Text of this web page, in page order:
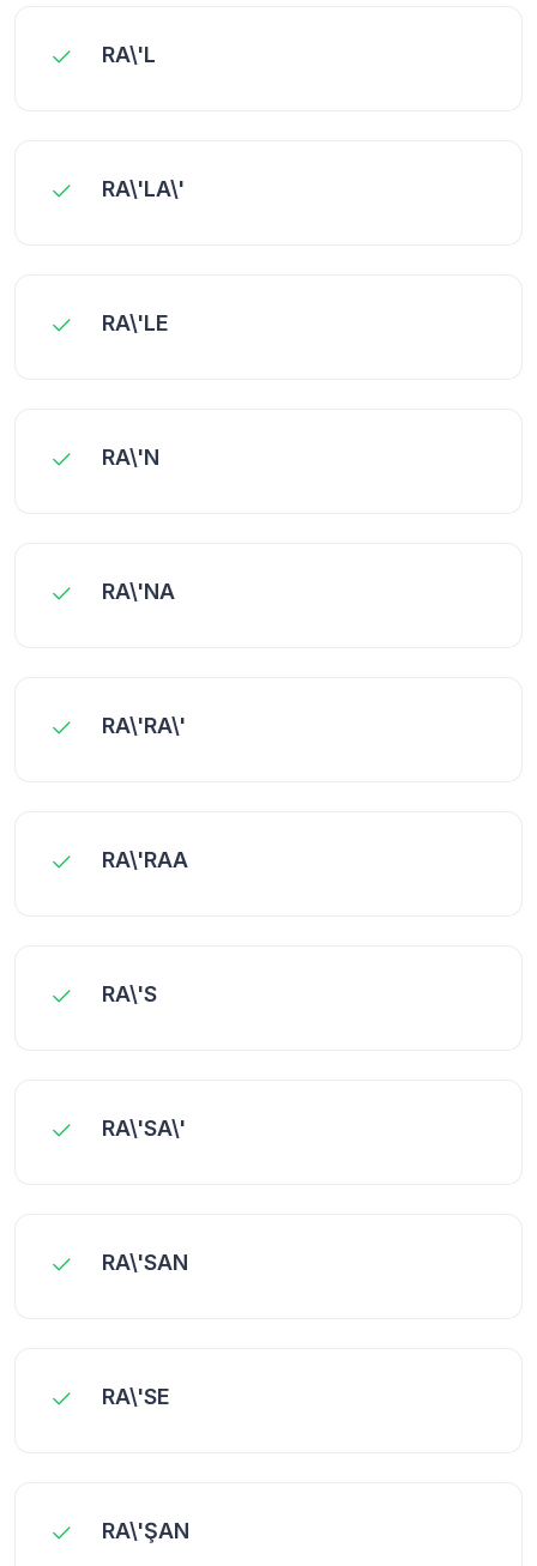
RA\'L
RA\'LA\'
RA\'LE
RA\'N
RA\'NA
RA\'RA\'
RA\'RAA
RA\'S
RA\'SA\'
RA\'SAN
RA\'SE
RA\'ŞAN